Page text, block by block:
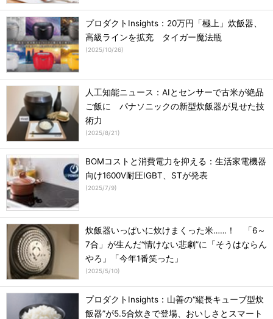
プロダクトInsights：20万円「極上」炊飯器、
高級ラインを拡充 タイガー魔法瓶
(2025/10/26)
人工知能ニュース：AIとセンサーで古米が絶品
ご飯に パナソニックの新型炊飯器が見せた技
術力
(2025/8/21)
BOMコストと消費電力を抑える：生活家電機器
向け1600V耐圧IGBT、STが発表
(2025/7/9)
炊飯器いっぱいに炊けまくった米……！ 「6～
7合」が生んだ“情けない悲劇”に「そうはならん
やろ」「今年1番笑った」
(2025/5/10)
プロダクトInsights：山善の“縦長キューブ型炊
飯器”が5.5合炊きで登場、おいしさとスマート